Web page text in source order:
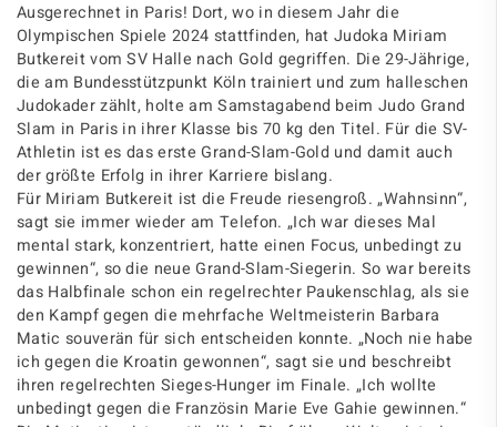
Ausgerechnet in Paris! Dort, wo in diesem Jahr die
Olympischen Spiele 2024 stattfinden, hat Judoka Miriam
Butkereit vom SV Halle nach Gold gegriffen. Die 29-Jährige,
die am Bundesstützpunkt Köln trainiert und zum halleschen
Judokader zählt, holte am Samstagabend beim Judo Grand
Slam in Paris in ihrer Klasse bis 70 kg den Titel. Für die SV-
Athletin ist es das erste Grand-Slam-Gold und damit auch
der größte Erfolg in ihrer Karriere bislang.
Für Miriam Butkereit ist die Freude riesengroß. „Wahnsinn“,
sagt sie immer wieder am Telefon. „Ich war dieses Mal
mental stark, konzentriert, hatte einen Focus, unbedingt zu
gewinnen“, so die neue Grand-Slam-Siegerin. So war bereits
das Halbfinale schon ein regelrechter Paukenschlag, als sie
den Kampf gegen die mehrfache Weltmeisterin Barbara
Matic souverän für sich entscheiden konnte. „Noch nie habe
ich gegen die Kroatin gewonnen“, sagt sie und beschreibt
ihren regelrechten Sieges-Hunger im Finale. „Ich wollte
unbedingt gegen die Französin Marie Eve Gahie gewinnen.“